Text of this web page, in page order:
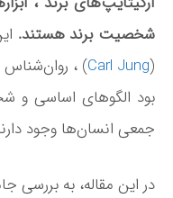
شخصیت برند هستند.
(
Carl Jung) ، روان‌شناس
بود الگوهای اساسی
جمعی انسان‌ها وجود
در این مقاله، به بررسی